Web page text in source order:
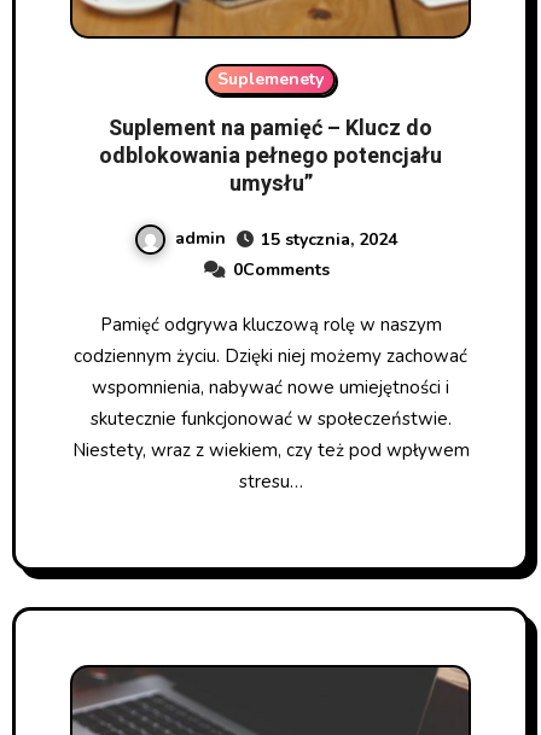
Suplemenety
Suplement na pamięć – Klucz do
odblokowania pełnego potencjału
umysłu”
admin
15 stycznia, 2024
0Comments
Pamięć odgrywa kluczową rolę w naszym
codziennym życiu. Dzięki niej możemy zachować
wspomnienia, nabywać nowe umiejętności i
skutecznie funkcjonować w społeczeństwie.
Niestety, wraz z wiekiem, czy też pod wpływem
stresu…